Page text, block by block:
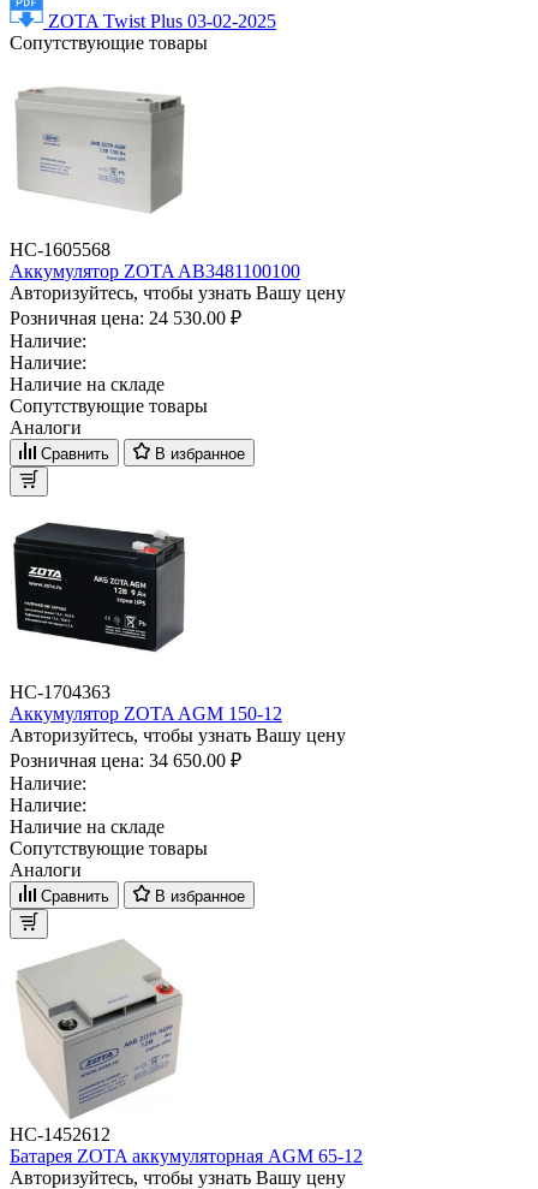
ZOTA Twist Plus 03-02-2025
Сопутствующие товары
НС-1605568
Аккумулятор ZOTA AB3481100100
Авторизуйтесь, чтобы узнать Вашу цену
Розничная цена: 24 530.00 ₽
Наличие:
Наличие:
Наличие на складе
Сопутствующие товары
Аналоги
Сравнить В избранное
НС-1704363
Аккумулятор ZOTA AGM 150-12
Авторизуйтесь, чтобы узнать Вашу цену
Розничная цена: 34 650.00 ₽
Наличие:
Наличие:
Наличие на складе
Сопутствующие товары
Аналоги
Сравнить В избранное
НС-1452612
Батарея ZOTA аккумуляторная AGM 65-12
Авторизуйтесь, чтобы узнать Вашу цену